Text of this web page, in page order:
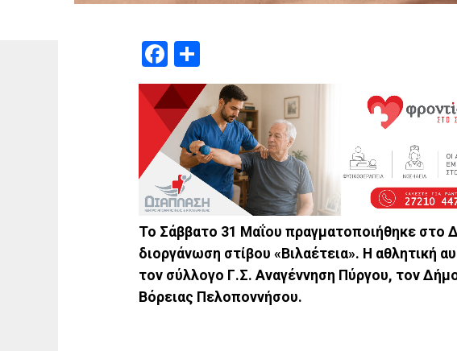
Facebook
Το Σάββατο 31 Μαΐου πραγματοποιήθηκε στο
διοργάνωση στίβου «Βιλαέτεια». Η αθλητική
τον σύλλογο Γ.Σ. Αναγέννηση Πύργου, τον
Βόρειας Πελοποννήσου.